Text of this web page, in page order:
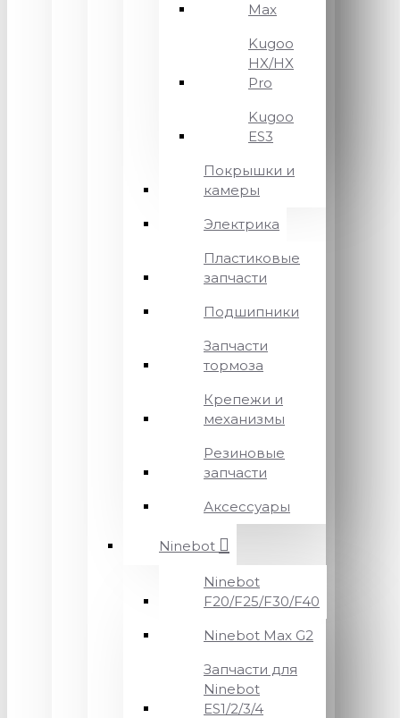
Max
Kugoo
HX/HX
Pro
Kugoo
ES3
Покрышки и
камеры
Электрика
Пластиковые
запчасти
Подшипники
Запчасти
тормоза
Крепежи и
механизмы
Резиновые
запчасти
Аксессуары
Ninebot
Ninebot
F20/F25/F30/F40
Ninebot Max G2
Запчасти для
Ninebot
ES1/2/3/4